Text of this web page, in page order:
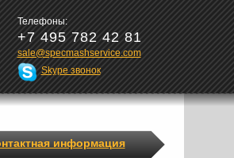
Телефоны:
+7 495 782 42 81
sale@specmashservice.com
Skype звонок
информация